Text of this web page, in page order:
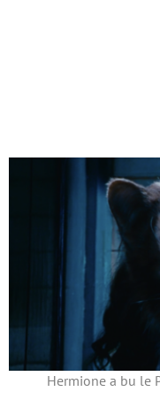
Hermione a bu le